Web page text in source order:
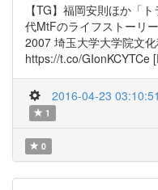
【TG】福岡安則ほか「
代MtFのライフストーリ
2007 埼玉大学大学院文
https://t.co/GIonKCYTCe
2016-04-23 03:10:51
1
0